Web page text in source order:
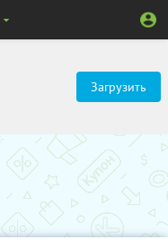
Загрузить